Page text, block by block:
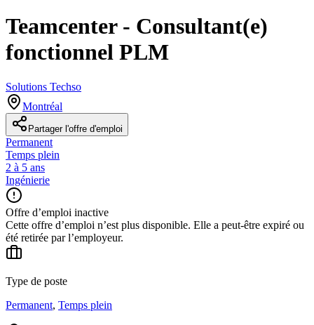
Teamcenter - Consultant(e)
fonctionnel PLM
Solutions Techso
Montréal
Partager l'offre d'emploi
Permanent
Temps plein
2 à 5 ans
Ingénierie
Offre d’emploi inactive
Cette offre d’emploi n’est plus disponible. Elle a peut-être expiré ou
été retirée par l’employeur.
Type de poste
Permanent, Temps plein